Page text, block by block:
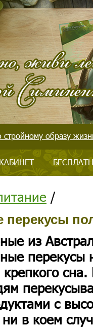
образу
/
перекусы
из
перекусы
с
в коем